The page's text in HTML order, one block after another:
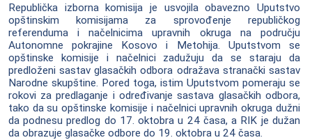
Republička izborna komisija je usvojila obavezno Uputstvo
opštinskim komisijama za sprovođenje republičkog
referenduma i načelnicima upravnih okruga na području
Autonomne pokrajine Kosovo i Metohija. Uputstvom se
opštinske komisije i načelnici zadužuju da se staraju da
predloženi sastav glasačkih odbora odražava stranački sastav
Narodne skupštine. Pored toga, istim Uputstvom pomeraju se
rokovi za predlaganje i određivanje sastava glasačkih odbora,
tako da su opštinske komisije i načelnici upravnih okruga dužni
da podnesu predlog do 17. oktobra u 24 časa, a RIK je dužan
da obrazuje glasačke odbore do 19. oktobra u 24 časa.